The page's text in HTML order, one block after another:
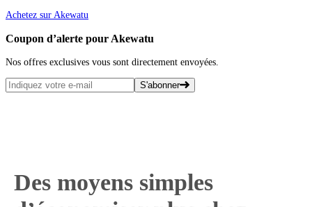
Achetez sur Akewatu
Coupon d’alerte pour Akewatu
Nos offres exclusives vous sont directement envoyées.
S'abonner
Des moyens simples